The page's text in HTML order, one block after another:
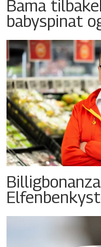
Bama
babyspinat